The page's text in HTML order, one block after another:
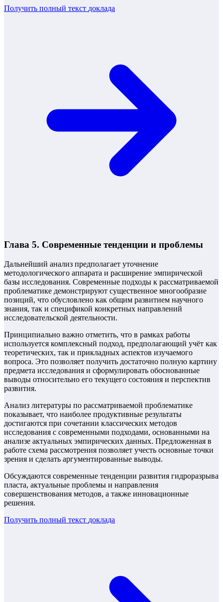
Получить полный текст доклада
Глава 5. Современные тенденции и проблемы
Дальнейший анализ предполагает уточнение
методологического аппарата и расширение эмпирической
базы исследования. Современные подходы к рассматриваемой
проблематике демонстрируют существенное многообразие
позиций, что обусловлено как общим развитием научного
знания, так и спецификой конкретных направлений
исследовательской деятельности.
Принципиально важно отметить, что в рамках работы
используется комплексный подход, предполагающий учёт как
теоретических, так и прикладных аспектов изучаемого
вопроса. Это позволяет получить достаточно полную картину
предмета исследования и сформулировать обоснованные
выводы относительно его текущего состояния и перспектив
развития.
Анализ литературы по рассматриваемой проблематике
показывает, что наиболее продуктивные результаты
достигаются при сочетании классических методов
исследования с современными подходами, основанными на
анализе актуальных эмпирических данных. Предложенная в
работе схема рассмотрения позволяет учесть основные точки
зрения и сделать аргументированные выводы.
Обсуждаются современные тенденции развития гидроразрыва
пласта, актуальные проблемы и направления
совершенствования методов, а также инновационные
решения.
Получить полный текст доклада